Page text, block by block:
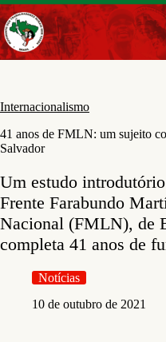
Pular
para
o
conteúdo
Internacionalismo
41 anos de FMLN: um sujeito
Salvador
Um estudo
Frente Farabundo
Nacional (FMLN), de
completa 41 anos de
Notícias
10 de outubro de 2021